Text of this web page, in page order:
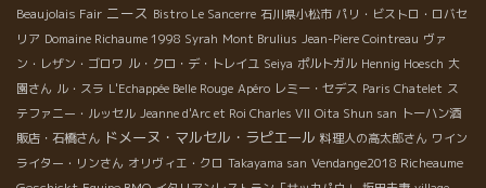
Beaujolais Fair ニース Bistro Le Sancerre 石川県小松市 パリ・ビストロ・ロバセ
リア Domaine Richaume 1998 Syrah Mont Brulius Jean-Piere Cointreau ヴァ
ン・レザン・ゴロワ ル・クロ・デ・トレイユ Seiya ポルトガル Hennig Hoesch 大
園さん ル・スラ L'Echappée Belle Rouge Apéro レミー・セデス Paris Chatelet ス
テファニー・ルッセル Jeanne d'Arc et Roi Charles VII Oita Shun san トーハン酒
販店・石橋さん ドメーヌ・マルセル・ラピエール 料理人の高太郎さん ワイン
ライター・リンさん オリヴィエ・クロ Takayama san Vendange2018 Richeaume